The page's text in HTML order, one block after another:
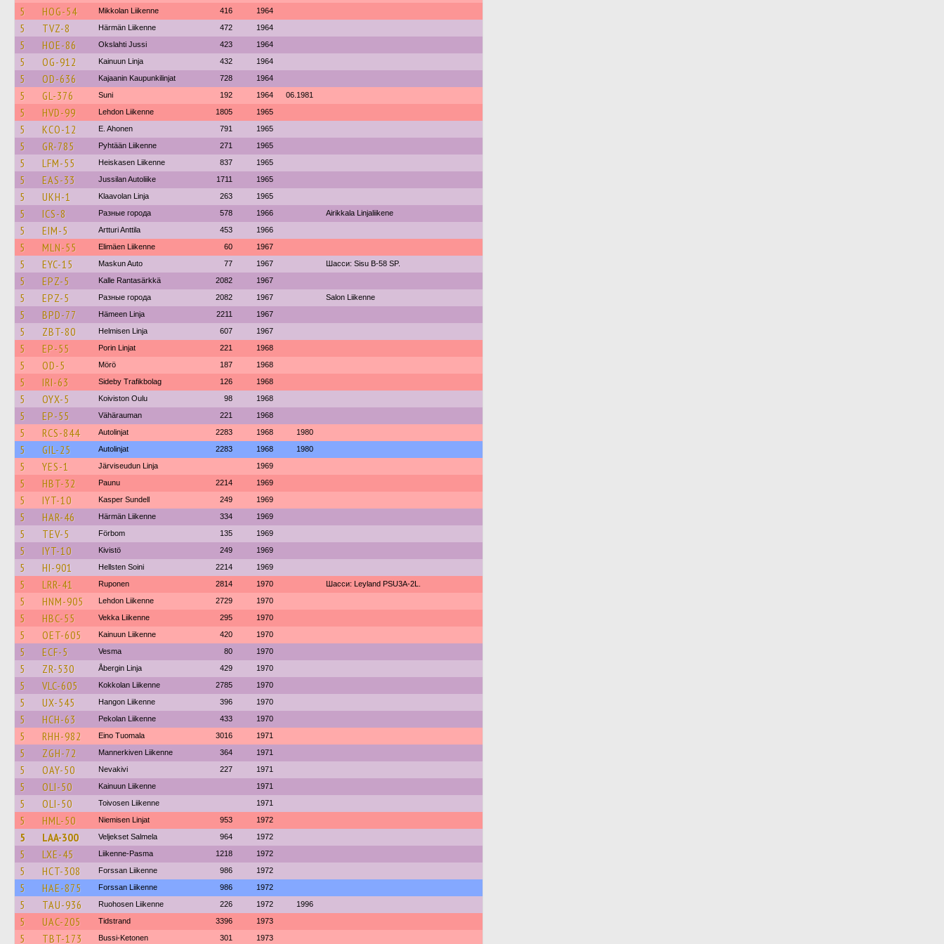
5 HOG-54 Mikkolan Liikenne 416 1964
5 TVZ-8 Härmän Liikenne 472 1964
5 HOE-86 Okslahti Jussi 423 1964
5 OG-912 Kainuun Linja 432 1964
5 OD-636 Kajaanin Kaupunkilinjat 728 1964
5 GL-376 Suni 192 1964 06.1981
5 HVD-99 Lehdon Liikenne 1805 1965
5 KCO-12 E. Ahonen 791 1965
5 GR-785 Pyhtään Liikenne 271 1965
5 LFM-55 Heiskasen Liikenne 837 1965
5 EAS-33 Jussilan Autoliike 1711 1965
5 UKH-1 Klaavolan Linja 263 1965
5 ICS-8 Разные города 578 1966 Airikkala Linjaliikene
5 EIM-5 Artturi Anttila 453 1966
5 MLN-55 Elimäen Liikenne 60 1967
5 EYC-15 Maskun Auto 77 1967 Шасси: Sisu B-58 SP.
5 EPZ-5 Kalle Rantasärkkä 2082 1967
5 EPZ-5 Разные города 2082 1967 Salon Liikenne
5 BPD-77 Hämeen Linja 2211 1967
5 ZBT-80 Helmisen Linja 607 1967
5 EP-55 Porin Linjat 221 1968
5 OD-5 Mörö 187 1968
5 IRI-63 Sideby Trafikbolag 126 1968
5 OYX-5 Koiviston Oulu 98 1968
5 EP-55 Vähärauman 221 1968
5 RCS-844 Autolinjat 2283 1968 1980
5 GIL-25 Autolinjat 2283 1968 1980
5 YES-1 Järviseudun Linja 1969
5 HBT-32 Paunu 2214 1969
5 IYT-10 Kasper Sundell 249 1969
5 HAR-46 Härmän Liikenne 334 1969
5 TEV-5 Förbom 135 1969
5 IYT-10 Kivistö 249 1969
5 HI-901 Hellsten Soini 2214 1969
5 LRR-41 Ruponen 2814 1970 Шасси: Leyland PSU3A-2L.
5 HNM-905 Lehdon Liikenne 2729 1970
5 HBC-55 Vekka Liikenne 295 1970
5 OET-605 Kainuun Liikenne 420 1970
5 ECF-5 Vesma 80 1970
5 ZR-530 Åbergin Linja 429 1970
5 VLC-605 Kokkolan Liikenne 2785 1970
5 UX-545 Hangon Liikenne 396 1970
5 HCH-63 Pekolan Liikenne 433 1970
5 RHH-982 Eino Tuomala 3016 1971
5 ZGH-72 Mannerkiven Liikenne 364 1971
5 OAY-50 Nevakivi 227 1971
5 OLI-50 Kainuun Liikenne 1971
5 OLI-50 Toivosen Liikenne 1971
5 HML-50 Niemisen Linjat 953 1972
5 LAA-300 Veljekset Salmela 964 1972
5 LXE-45 Liikenne-Pasma 1218 1972
5 HCT-308 Forssan Liikenne 986 1972
5 HAE-875 Forssan Liikenne 986 1972
5 TAU-936 Ruohosen Liikenne 226 1972 1996
5 UAC-205 Tidstrand 3396 1973
5 TBT-173 Bussi-Ketonen 301 1973